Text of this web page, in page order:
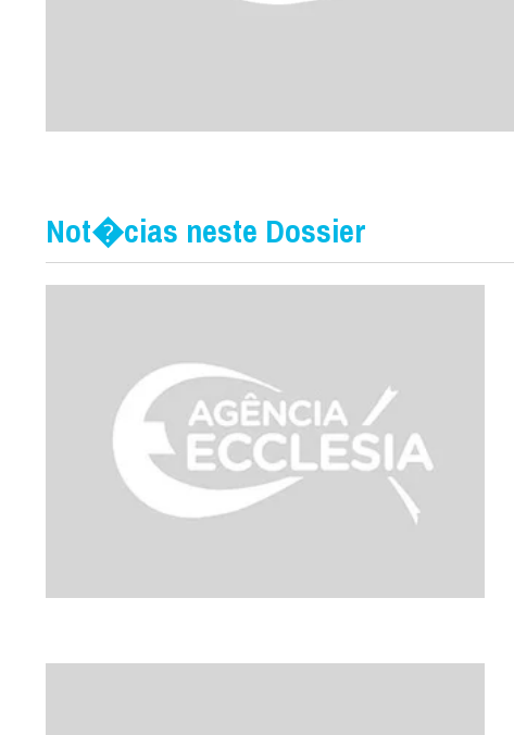
Not�cias neste Dossier